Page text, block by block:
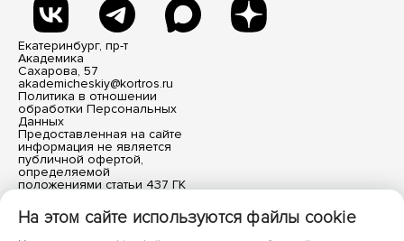
На этом сайте используются файлы cookie
Екатеринбург, пр-т
Академика
Сахарова, 57
akademicheskiy@kortros.ru
Политика в отношении
обработки Персональных
Данных
Предоставленная на сайте
информация не является
публичной офертой,
определяемой
положениями статьи 437 ГК
материалы носят
информационный характер.